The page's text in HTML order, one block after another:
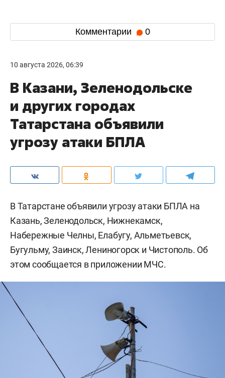
Комментарии 0
10 августа 2026, 06:39
В Казани, Зеленодольске
и других городах
Татарстана объявили
угрозу атаки БПЛА
В Татарстане объявили угрозу атаки БПЛА на
Казань, Зеленодольск, Нижнекамск,
Набережные Челны, Елабугу, Альметьевск,
Бугульму, Заинск, Лениногорск и Чистополь. Об
этом сообщается в приложении МЧС.